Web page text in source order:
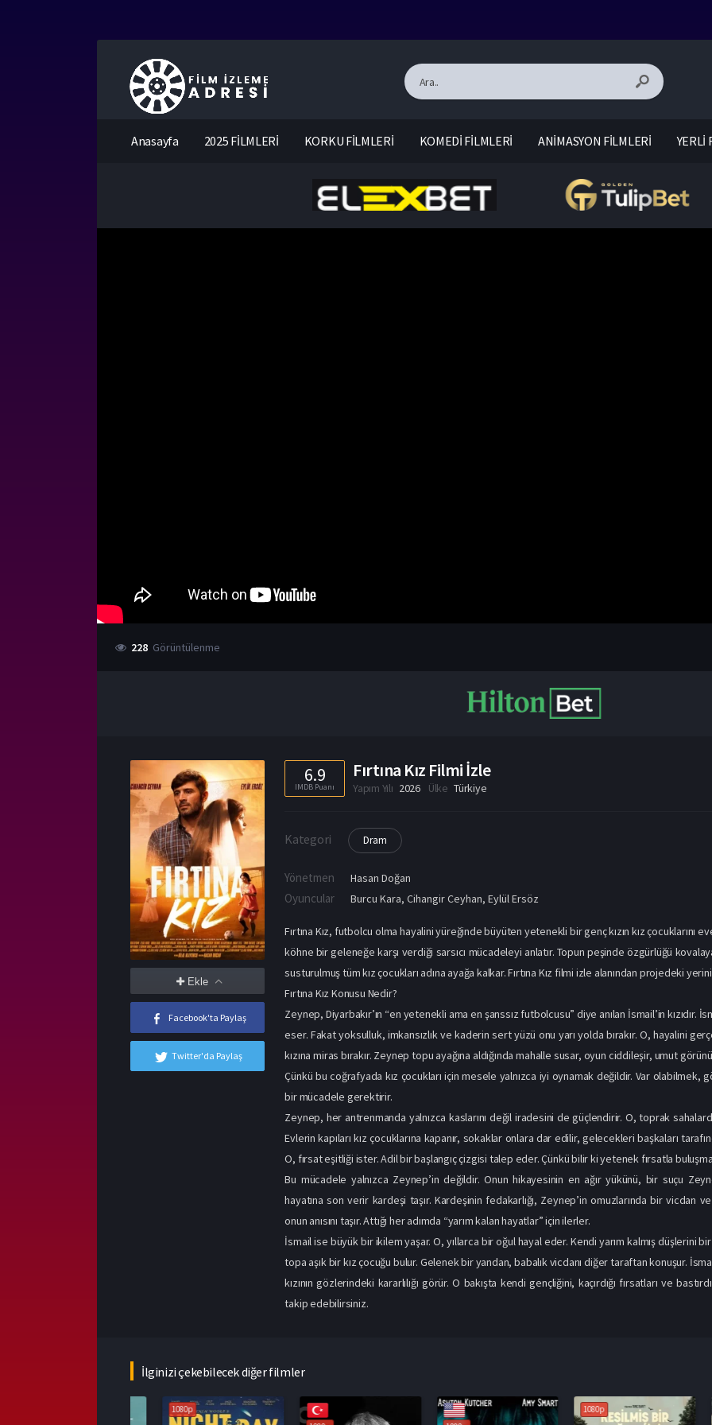
Anasayfa 2025 FİLMLERİ KORKU FİLMLERİ KOMEDİ FİLMLERİ ANİMASYON FİLMLERİ YERLİ
228 Görüntülenme
Ekle
Facebook'ta Paylaş
Twitter'da Paylaş
6.9
IMDB Puanı
Fırtına Kız Filmi İzle
Yapım Yılı 2026 Ülke Türkiye
Kategori Dram
Yönetmen Hasan Doğan
Oyuncular Burcu Kara,Cihangir Ceyhan,Eylül Ersöz
Fırtına Kız, futbolcu olma hayalini yüreğinde büyüten yetenekli bir genç kızın kız çocuklarını
köhne bir geleneğe karşı verdiği sarsıcı mücadeleyi anlatır. Topun peşinde özgürlüğü
susturulmuş tüm kız çocukları adına ayağa kalkar. Fırtına Kız filmi izle alanından projedeki
Fırtına Kız Konusu Nedir?
Zeynep, Diyarbakır’ın “en yetenekli ama en şanssız futbolcusu” diye anılan İsmail’in
eser. Fakat yoksulluk, imkansızlık ve kaderin sert yüzü onu yarı yolda bırakır. O, hayalini
kızına miras bırakır. Zeynep topu ayağına aldığında mahalle susar, oyun ciddileşir, umut
Çünkü bu coğrafyada kız çocukları için mesele yalnızca iyi oynamak değildir. Var olabilmek,
bir mücadele gerektirir.
Zeynep, her antrenmanda yalnızca kaslarını değil iradesini de güçlendirir. O, toprak
Evlerin kapıları kız çocuklarına kapanır, sokaklar onlara dar edilir, gelecekleri başkaları
O, fırsat eşitliği ister. Adil bir başlangıç çizgisi talep eder. Çünkü bilir ki yetenek fırsatla
Bu mücadele yalnızca Zeynep’in değildir. Onun hikayesinin en ağır yükünü, bir suçu
hayatına son verir kardeşi taşır. Kardeşinin fedakarlığı, Zeynep’in omuzlarında bir vicdan
onun anısını taşır. Attığı her adımda “yarım kalan hayatlar” için ilerler.
İsmail ise büyük bir ikilem yaşar. O, yıllarca bir oğul hayal eder. Kendi yarım kalmış düşlerini
topa aşık bir kız çocuğu bulur. Gelenek bir yandan, babalık vicdanı diğer taraftan konuşur.
kızının gözlerindeki kararlılığı görür. O bakışta kendi gençliğini, kaçırdığı fırsatları ve
takip edebilirsiniz.
İlginizi çekebilecek diğer filmler
1080p 1080p